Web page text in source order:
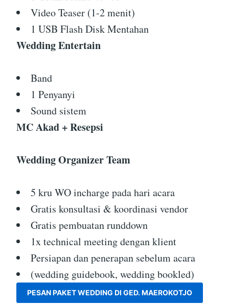
Video Teaser (1-2 menit)
1 USB Flash Disk Mentahan
Wedding Entertain
Band
1 Penyanyi
Sound sistem
MC Akad + Resepsi
Wedding Organizer Team
5 kru WO incharge pada hari acara
Gratis konsultasi & koordinasi vendor
Gratis pembuatan runddown
1x technical meeting dengan klient
Persiapan dan penerapan sebelum acara
(wedding guidebook, wedding bookled)
PESAN PAKET WEDDING DI GED. MAEROKOTJO